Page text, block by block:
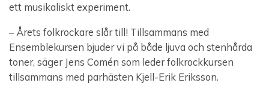
ett musikaliskt experiment.
– Årets folkrockare slår till! Tillsammans med
Ensemblekursen bjuder vi på både ljuva och stenhårda
toner, säger Jens Comén som leder folkrockkursen
tillsammans med parhästen Kjell-Erik Eriksson.